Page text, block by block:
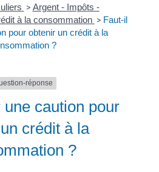
> Argent - Impôts -
à la consommation > Faut-il
pour obtenir un crédit à la
?
réponse
caution pour
crédit à la
?